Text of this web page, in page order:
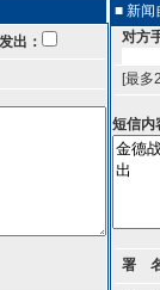
出：
■ 新闻
对方
[最多
短信内
署